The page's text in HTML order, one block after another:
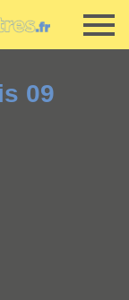
09